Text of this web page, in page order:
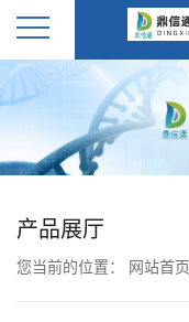
公
产品展厅
您当前的位置： 网站首页